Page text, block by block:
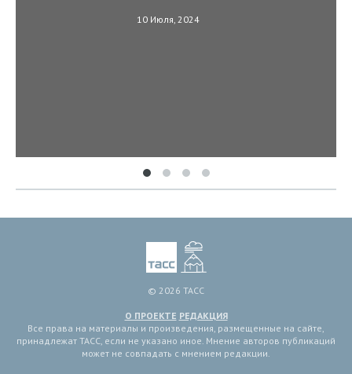
10 Июля, 2024
© 2026 ТАСС
О ПРОЕКТЕ РЕДАКЦИЯ
Все права на материалы и произведения, размещенные на сайте,
принадлежат ТАСС, если не указано иное. Мнение авторов публикаций
может не совпадать с мнением редакции.